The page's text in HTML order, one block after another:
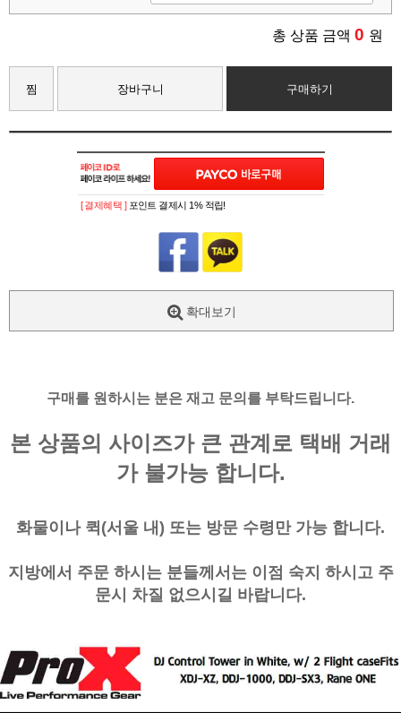
총 상품 금액 0 원
찜 장바구니 구매하기
페이코 ID로
[ 결제혜택 ] 포인트 결제시 1% 적립!
확대보기
구매를 원하시는 분은 재고 문의를 부탁드립니다.
본 상품의 사이즈가 큰 관계로 택배 거래
가 불가능 합니다.
화물이나 퀵(서울 내) 또는 방문 수령만 가능 합니다.
지방에서 주문 하시는 분들께서는 이점 숙지 하시고 주
문시 차질 없으시길 바랍니다.